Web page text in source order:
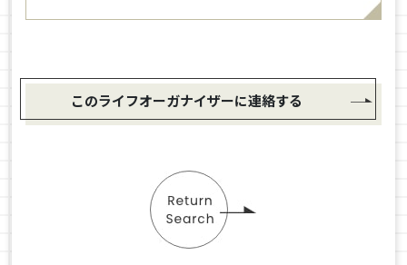
このライフオーガナイザーに連絡する